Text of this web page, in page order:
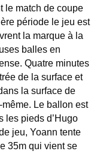
le match de coupe
période le jeu est
la marque à la
balles en
Quatre minutes
de la surface et
la surface de
Le ballon est
les pieds d’Hugo
jeu, Yoann tente
35m qui vient se